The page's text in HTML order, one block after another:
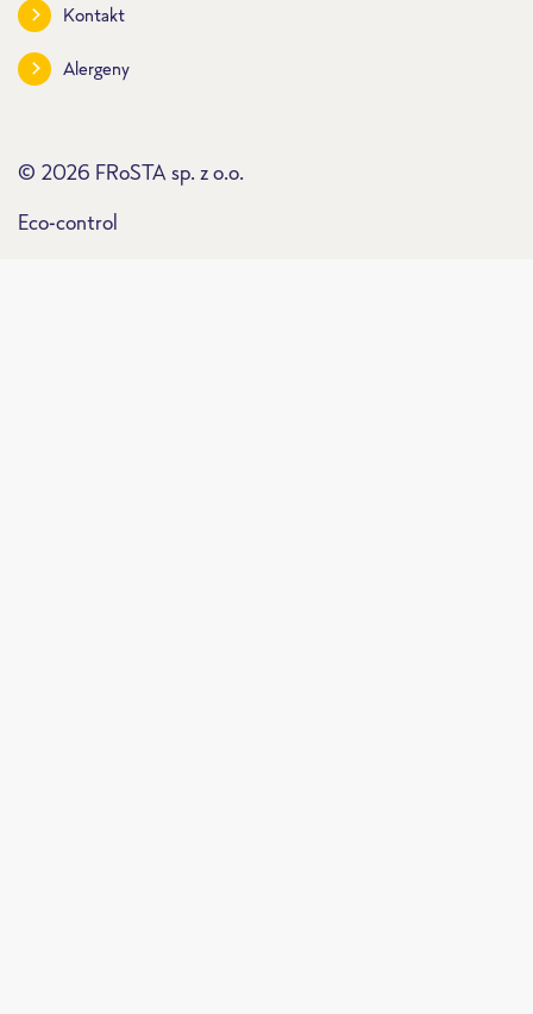
Kontakt
Alergeny
© 2026 FRoSTA sp. z o.o.
Eco-control